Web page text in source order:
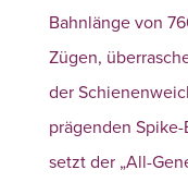
Bahnlänge von
Zügen,
der
prägenden
setzt der „All-